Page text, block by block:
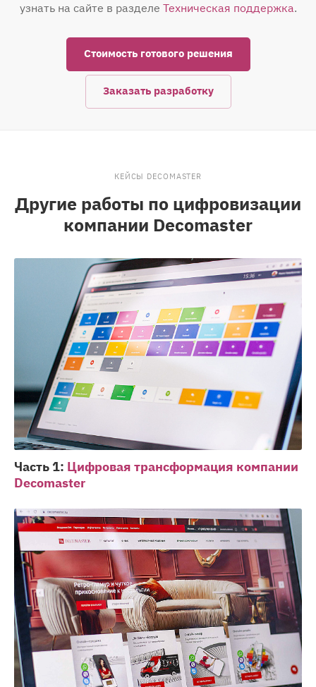
узнать на сайте в разделе Техническая поддержка.
Стоимость готового решения
Заказать разработку
КЕЙСЫ DECOMASTER
Другие работы по цифровизации
компании Decomaster
Часть 1: Цифровая трансформация компании
Decomaster